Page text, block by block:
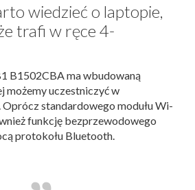
wiedzieć o laptopie,
trafi w ręce 4-
B1502CBA ma wbudowaną
możemy uczestniczyć w
Oprócz standardowego modułu Wi-
funkcję bezprzewodowego
protokołu Bluetooth.